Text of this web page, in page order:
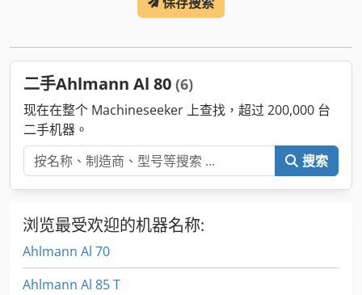
二手Ahlmann Al 80 (6)
现在在整个 Machineseeker 上查找，超过 200,000 台
二手机器。
搜索
浏览最受欢迎的机器名称:
Ahlmann Al 70
Ahlmann Al 85 T